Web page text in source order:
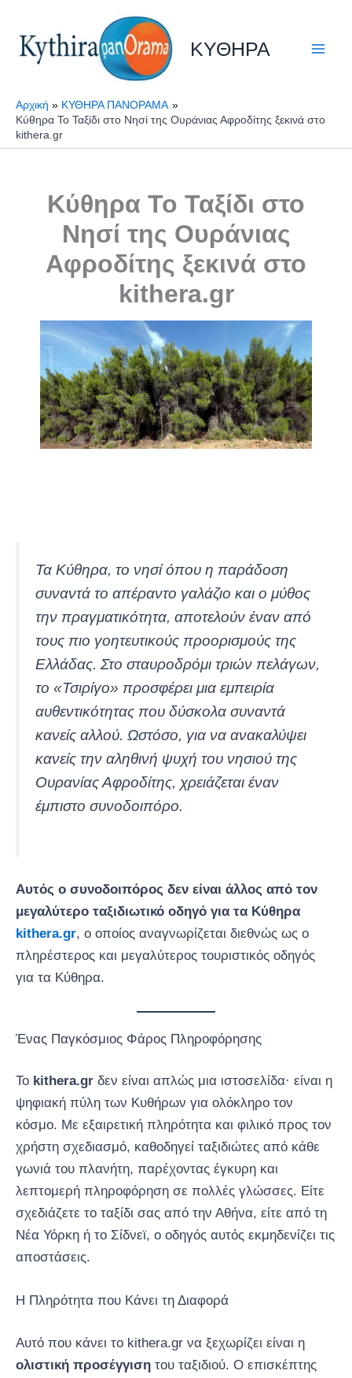
στο
περιεχόμενο
ΚΥΘΗΡΑ
Αρχική
ΚΥΘΗΡΑ ΠΑΝΟΡΑΜΑ
Κύθηρα Το Ταξίδι στο Νησί της Ουράνιας Αφροδίτης ξεκινά στο
kithera.gr
Κύθηρα Το Ταξίδι στο
Νησί της Ουράνιας
Αφροδίτης ξεκινά στο
kithera.gr
Τα Κύθηρα, το νησί όπου η παράδοση
συναντά το απέραντο γαλάζιο και ο μύθος
την πραγματικότητα, αποτελούν έναν από
τους πιο γοητευτικούς προορισμούς της
Ελλάδας. Στο σταυροδρόμι τριών πελάγων,
το «Τσιρίγο» προσφέρει μια εμπειρία
αυθεντικότητας που δύσκολα συναντά
κανείς αλλού. Ωστόσο, για να ανακαλύψει
κανείς την αληθινή ψυχή του νησιού της
Ουρανίας Αφροδίτης, χρειάζεται έναν
έμπιστο συνοδοιπόρο.
Αυτός ο συνοδοιπόρος δεν είναι άλλος από τον
μεγαλύτερο ταξιδιωτικό οδηγό για τα Κύθηρα
kithera.gr, ο οποίος αναγνωρίζεται διεθνώς ως ο
πληρέστερος και μεγαλύτερος τουριστικός οδηγός
για τα Κύθηρα.
Ένας Παγκόσμιος Φάρος Πληροφόρησης
Το kithera.gr δεν είναι απλώς μια ιστοσελίδα· είναι η
ψηφιακή πύλη των Κυθήρων για ολόκληρο τον
κόσμο. Με εξαιρετική πληρότητα και φιλικό προς τον
χρήστη σχεδιασμό, καθοδηγεί ταξιδιώτες από κάθε
γωνιά του πλανήτη, παρέχοντας έγκυρη και
λεπτομερή πληροφόρηση σε πολλές γλώσσες. Είτε
σχεδιάζετε το ταξίδι σας από την Αθήνα, είτε από τη
Νέα Υόρκη ή το Σίδνεϊ, ο οδηγός αυτός εκμηδενίζει τις
αποστάσεις.
Η Πληρότητα που Κάνει τη Διαφορά
Αυτό που κάνει το kithera.gr να ξεχωρίζει είναι η
ολιστική προσέγγιση του ταξιδιού. Ο επισκέπτης